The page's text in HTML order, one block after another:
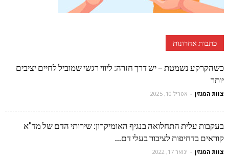
כתבות אחרונות
כשהקרקע נשמטת – יש דרך חזרה: ליווי רגשי שמוביל לחיים יציבים
יותר
צוות המגזין - אפריל 10, 2025
בעקבות עלית התחלואה בנגיף האומיקרון: שירותי הדם של מד"א
קוראים בדחיפות לציבור בעלי דם...
צוות המגזין - ינואר 17, 2022